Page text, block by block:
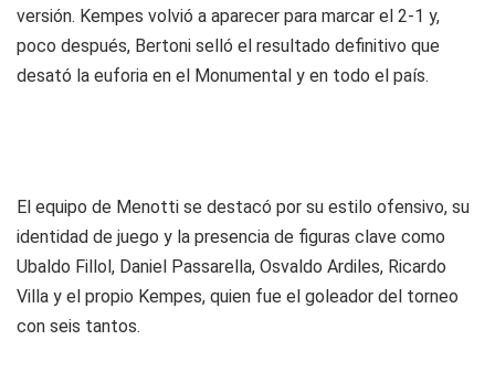
versión. Kempes volvió a aparecer para marcar el 2-1 y,
poco después, Bertoni selló el resultado definitivo que
desató la euforia en el Monumental y en todo el país.
El equipo de Menotti se destacó por su estilo ofensivo, su
identidad de juego y la presencia de figuras clave como
Ubaldo Fillol, Daniel Passarella, Osvaldo Ardiles, Ricardo
Villa y el propio Kempes, quien fue el goleador del torneo
con seis tantos.